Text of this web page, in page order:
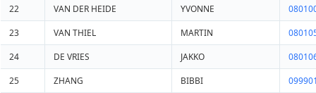
22
VAN DER HEIDE YVONNE
23
VAN THIEL MARTIN
24
DE VRIES JAKKO
25
ZHANG BIBBI